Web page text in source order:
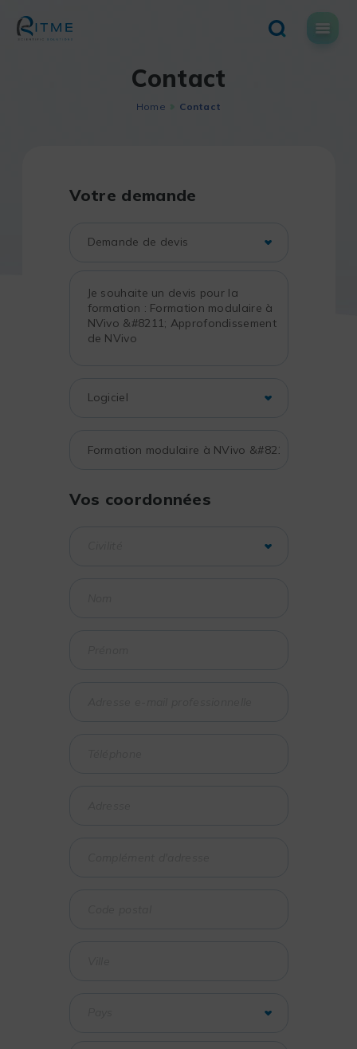
content
Contact
Home Contact
Votre demande
Vos coordonnées